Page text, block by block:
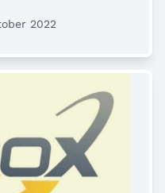
2022